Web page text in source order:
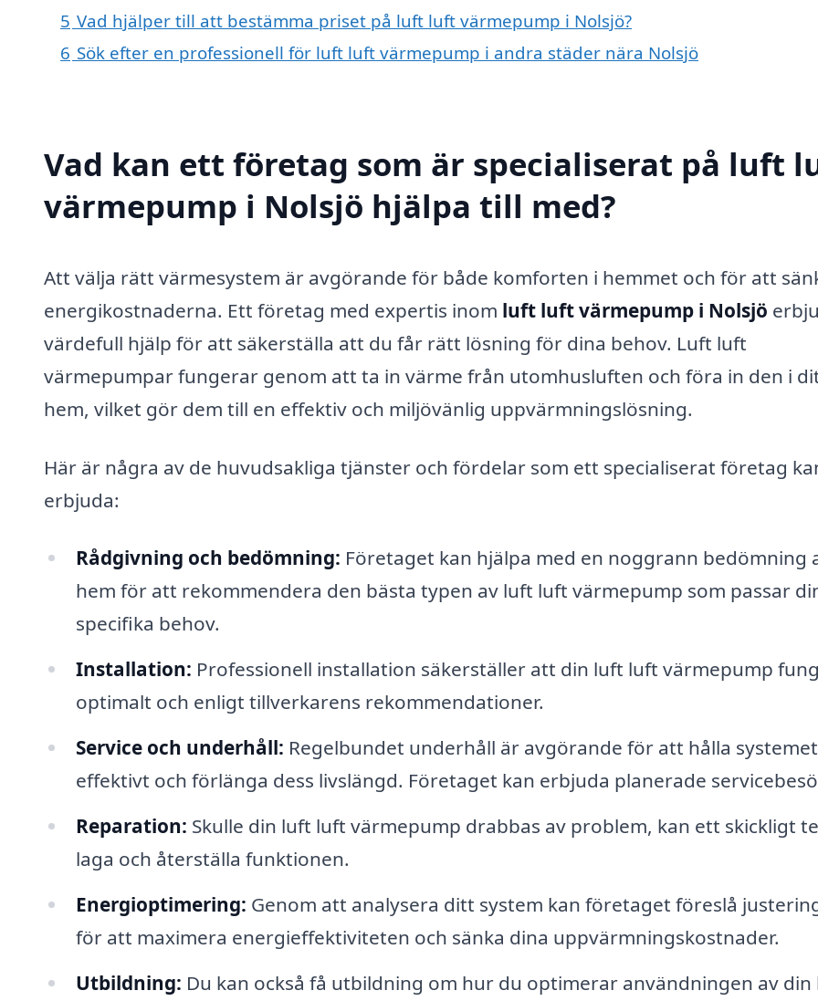
5 Vad hjälper till att bestämma priset på luft luft värmepump i Nolsjö?
6 Sök efter en professionell för luft luft värmepump i andra städer nära Nolsjö
Vad kan ett företag som är specialiserat på luft
värmepump i Nolsjö hjälpa till med?
Att välja rätt värmesystem är avgörande för både komforten i hemmet och för att
energikostnaderna. Ett företag med expertis inom luft luft värmepump i Nolsjö
värdefull hjälp för att säkerställa att du får rätt lösning för dina behov. Luft luft
värmepumpar fungerar genom att ta in värme från utomhusluften och föra in den i
hem, vilket gör dem till en effektiv och miljövänlig uppvärmningslösning.
Här är några av de huvudsakliga tjänster och fördelar som ett specialiserat företag
erbjuda:
Rådgivning och bedömning: Företaget kan hjälpa med en noggrann bedömning
hem för att rekommendera den bästa typen av luft luft värmepump som passar
specifika behov.
Installation: Professionell installation säkerställer att din luft luft värmepump
optimalt och enligt tillverkarens rekommendationer.
Service och underhåll: Regelbundet underhåll är avgörande för att hålla systemet
effektivt och förlänga dess livslängd. Företaget kan erbjuda planerade
Reparation: Skulle din luft luft värmepump drabbas av problem, kan ett skickligt
laga och återställa funktionen.
Energioptimering: Genom att analysera ditt system kan företaget föreslå
för att maximera energieffektiviteten och sänka dina uppvärmningskostnader.
Utbildning: Du kan också få utbildning om hur du optimerar användningen av din